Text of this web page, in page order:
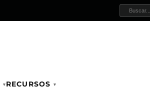
BUSCAR:
RECURSOS